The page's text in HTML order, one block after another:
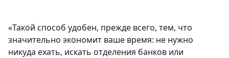
«Такой способ удобен, прежде всего, тем, что
значительно экономит ваше время: не нужно
никуда ехать, искать отделения банков или